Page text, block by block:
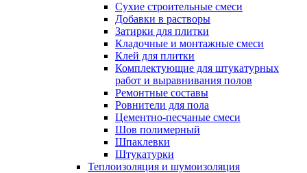
Сухие строительные смеси
Добавки в растворы
Затирки для плитки
Кладочные и монтажные смеси
Клей для плитки
Комплектующие для штукатурных
работ и выравнивания полов
Ремонтные составы
Ровнители для пола
Цементно-песчаные смеси
Шов полимерный
Шпаклевки
Штукатурки
Теплоизоляция и шумоизоляция